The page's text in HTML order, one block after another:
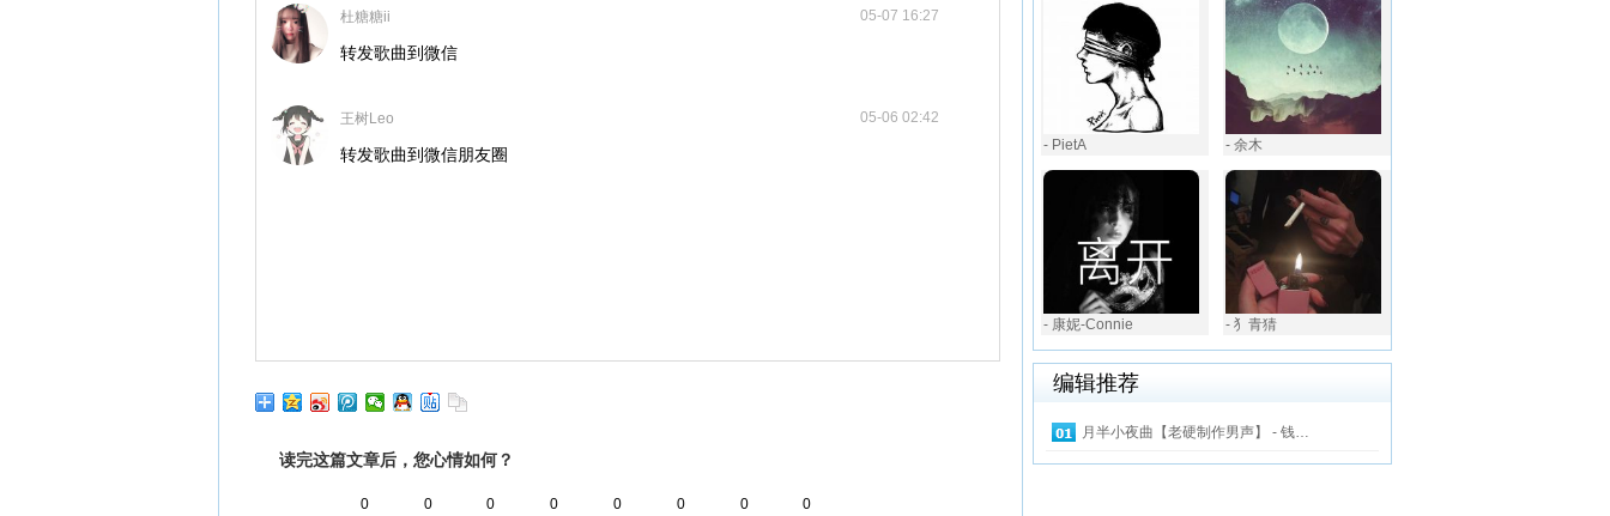
杜糖糖ii 05-07 16:27
转发歌曲到微信
王树Leo 05-06 02:42
转发歌曲到微信朋友圈
读完这篇文章后，您心情如何？
0 0 0 0 0 0 0 0
- PietA - 余木
- 康妮-Connie - 犭青猜
编辑推荐
月半小夜曲【老硬制作男声】 - 钱…